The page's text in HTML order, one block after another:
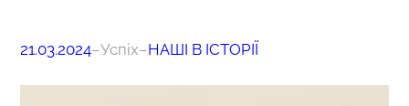
21.03.2024–Успіх–НАШІ В ІСТОРІЇ